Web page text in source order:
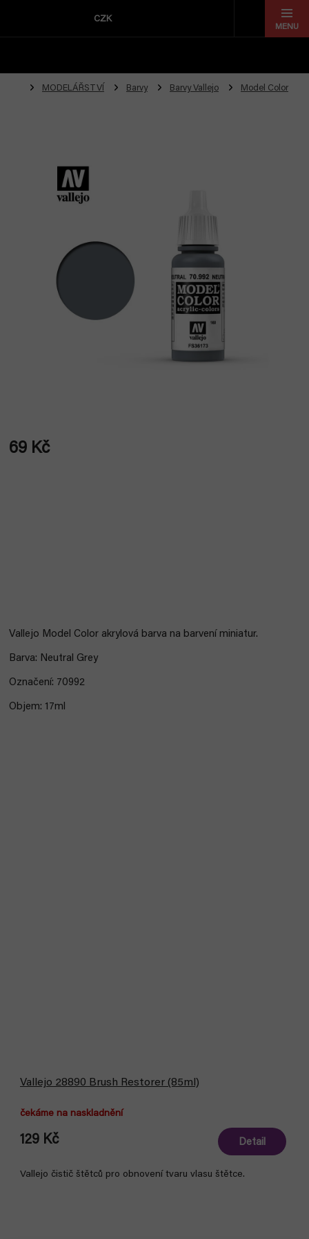
CZK
MODELÁŘSTVÍ Barvy Barvy Vallejo Model Color
69 Kč
Vallejo Model Color akrylová barva na barvení miniatur.
Barva: Neutral Grey
Označení: 70992
Objem: 17ml
Vallejo 28890 Brush Restorer (85ml)
čekáme na naskladnění
129 Kč Detail
Vallejo čistič štětců pro obnovení tvaru vlasu štětce.